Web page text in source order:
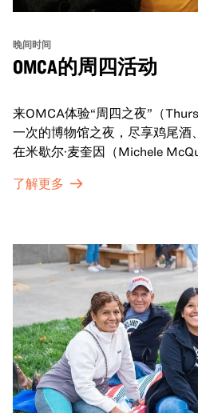
晚间时间
OMCA的周四活动
来OMCA体验“周四之夜”（
一次的博物馆之夜，尽享鸡尾酒
在米歇尔·麦奎因（Michele
探索那些在夜幕下焕发活力的展
了解更多